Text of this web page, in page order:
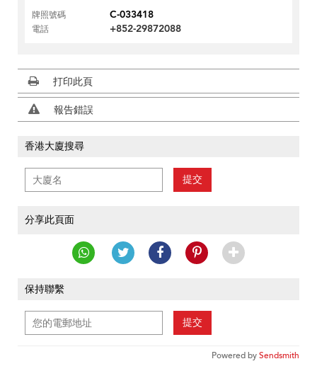
牌照號碼
C-033418
電話 +852-29872088
打印此頁
報告錯誤
香港大廈搜尋
提交
分享此頁面
保持聯繫
提交
Powered bySendsmith